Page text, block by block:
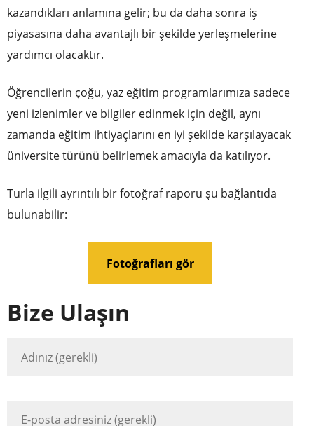
kazandıkları anlamına gelir; bu da daha sonra iş
piyasasına daha avantajlı bir şekilde yerleşmelerine
yardımcı olacaktır.
Öğrencilerin çoğu, yaz eğitim programlarımıza sadece
yeni izlenimler ve bilgiler edinmek için değil, aynı
zamanda eğitim ihtiyaçlarını en iyi şekilde karşılayacak
üniversite türünü belirlemek amacıyla da katılıyor.
Turla ilgili ayrıntılı bir fotoğraf raporu şu bağlantıda
bulunabilir:
Fotoğrafları gör
Bize Ulaşın